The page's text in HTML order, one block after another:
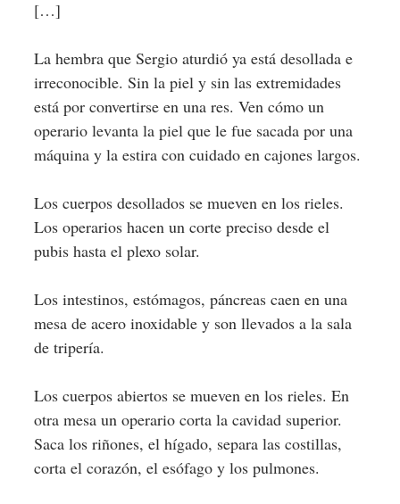
[…]
La hembra que Sergio aturdió ya está desollada e
irreconocible. Sin la piel y sin las extremidades
está por convertirse en una res. Ven cómo un
operario levanta la piel que le fue sacada por una
máquina y la estira con cuidado en cajones largos.
Los cuerpos desollados se mueven en los rieles.
Los operarios hacen un corte preciso desde el
pubis hasta el plexo solar.
Los intestinos, estómagos, páncreas caen en una
mesa de acero inoxidable y son llevados a la sala
de tripería.
Los cuerpos abiertos se mueven en los rieles. En
otra mesa un operario corta la cavidad superior.
Saca los riñones, el hígado, separa las costillas,
corta el corazón, el esófago y los pulmones.